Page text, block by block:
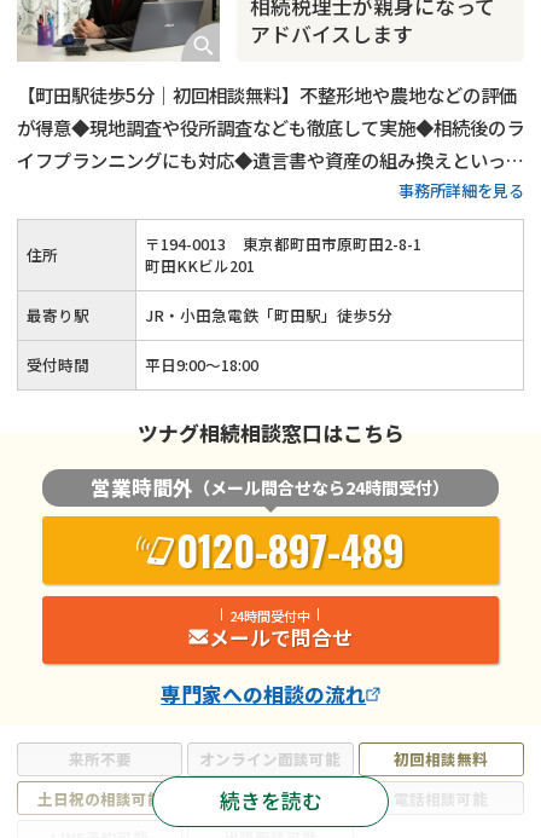
相続税理士が親身になって
アドバイスします
【町田駅徒歩5分｜初回相談無料】不整形地や農地などの評価
が得意◆現地調査や役所調査なども徹底して実施◆相続後のラ
イフプランニングにも対応◆遺言書や資産の組み換えといった
生前対策も可能◆話しやすくて親切な税理士が、お客様の悩み
に寄り添いながら相続税申告をサポートします。
事務所詳細を見る
来所不要 オンライン面談可能
初回相談無料
土日祝の相談可能
19時以降電話可能
電話相談可能
続きを読む
住所 〒194-0013
東京都町田市原町田2-8-1
町田KKビル201
最寄り駅 JR・小田急電鉄「町田駅」徒歩5分
受付時間 平日9:00～18:00
ツナグ相続相談窓口はこちら
営業時間外 （メール問合せなら24時間受付）
0120-897-489
24時間受付中
メールで問合せ
専門家への相談の流れ